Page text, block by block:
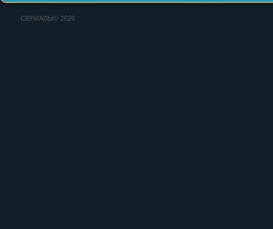
СЕРИАЛЫ© 2026